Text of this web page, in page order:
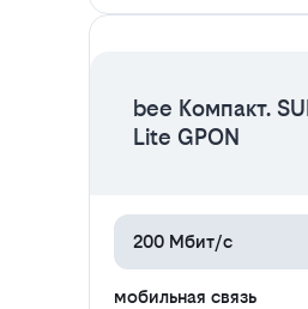
bee Компакт.
Lite GPON
200 Мбит/с
мобильная связь